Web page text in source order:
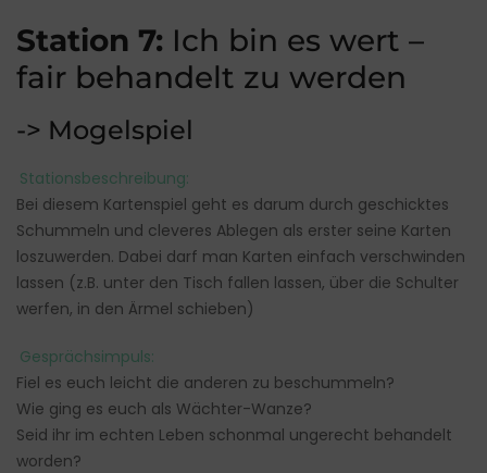
Station 7: Ich bin es wert –
fair behandelt zu werden
-> Mogelspiel
Stationsbeschreibung:
Bei diesem Kartenspiel geht es darum durch geschicktes
Schummeln und cleveres Ablegen als erster seine Karten
loszuwerden. Dabei darf man Karten einfach verschwinden
lassen (z.B. unter den Tisch fallen lassen, über die Schulter
werfen, in den Ärmel schieben)
Gesprächsimpuls:
Fiel es euch leicht die anderen zu beschummeln?
Wie ging es euch als Wächter-Wanze?
Seid ihr im echten Leben schonmal ungerecht behandelt
worden?